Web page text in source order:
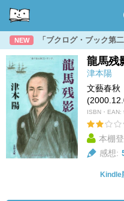
NEW 「ブクログ・ブック第
龍馬残
津本陽
文藝春秋
ISBN・EAN:
本棚
感想:
Kindle